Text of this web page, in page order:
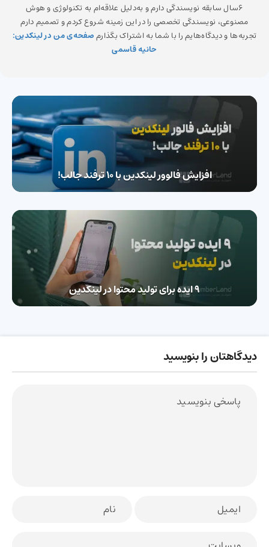
6سال سابقه نویسندگی دارم و به‌دلیل علاقه‌ام به تکنولوژی و هوش
مصنوعی، نویسندگی تخصصی را در این زمینه شروع کردم و تصمیم دارم
تجربه‌ها و دیدگاه‌هایم را با شما به اشتراک بگذارمصفحه‌ی من در لینکدین:
حانیه قاسمی
افزایش فالوور لینکدین با ۱۰ ترفند جالب!
9 ایده برای تولید محتوا در لینکدین
دیدگاهتان را بنویسید